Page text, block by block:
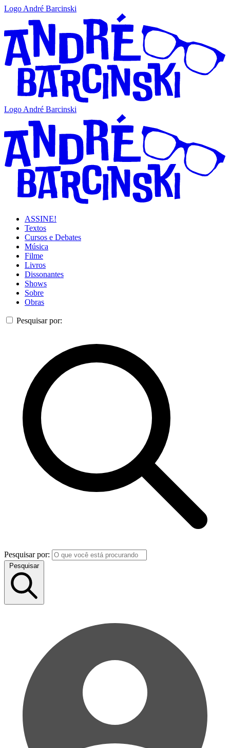
Logo André Barcinski
Logo André Barcinski
ASSINE!
Textos
Cursos e Debates
Música
Filme
Livros
Dissonantes
Shows
Sobre
Obras
Pesquisar por:
Pesquisar por:
Pesquisar